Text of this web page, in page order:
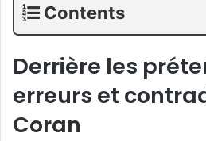
Contents
Derrière les
erreurs et
Coran